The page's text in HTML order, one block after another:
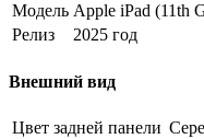
Модель Apple iPad (11th
Релиз
2025 год
Внешний вид
Цвет задней панели